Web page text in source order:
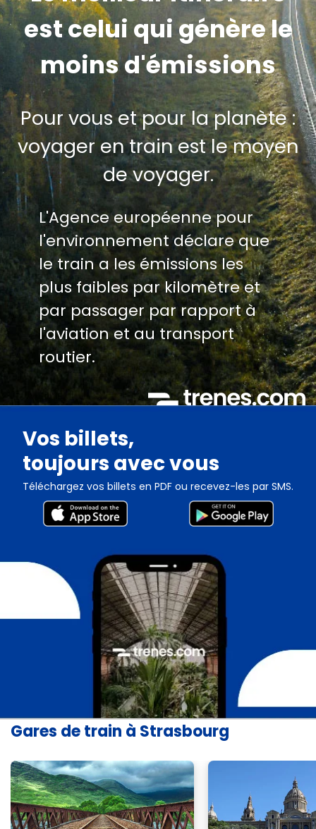
est celui qui génère le
moins d'émissions
Pour vous et pour la planète :
voyager en train est le moyen
de voyager.
L'Agence européenne pour
l'environnement déclare que
le train a les émissions les
plus faibles par kilomètre et
par passager par rapport à
l'aviation et au transport
routier.
Vos billets,
toujours avec vous
Téléchargez vos billets en PDF ou recevez-les par SMS.
Gares de train à Strasbourg